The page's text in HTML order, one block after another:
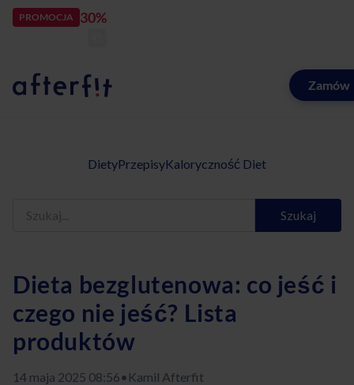
PROMOCJA 30%
Catering dietetyczny Afterfit Zamów
DietyPrzepisyKaloryczność Diet
Szukaj
Dieta bezglutenowa: co jeść i
czego nie jeść? Lista
produktów
14 maja 2025 08:56• Kamil Afterfit